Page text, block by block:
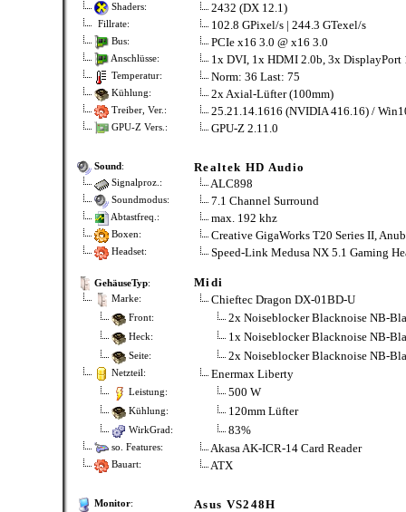
Shaders: 2432 (DX 12.1)
Fillrate: 102.8 GPixel/s | 244.3 GTexel/s
Bus: PCIe x16 3.0 @ x16 3.0
Anschlüsse: 1x DVI, 1x HDMI 2.0b, 3x DisplayPort
Temperatur: Norm: 36 Last: 75
Kühlung: 2x Axial-Lüfter (100mm)
Treiber, Ver.: 25.21.14.1616 (NVIDIA 416.16) /
GPU-Z Vers.: GPU-Z 2.11.0
Sound: Realtek HD Audio
Signalproz.: ALC898
Soundmodus: 7.1 Channel Surround
Abtastfreq.: max. 192 khz
Boxen: Creative GigaWorks T20 Series II,
Headset: Speed-Link Medusa NX 5.1 Gaming
GehäuseTyp: Midi
Marke: Chieftec Dragon DX-01BD-U
Front: 2x Noiseblocker Blacknoise NB-
Heck: 1x Noiseblocker Blacknoise NB-
Seite: 2x Noiseblocker Blacknoise NB-
Netzteil: Enermax Liberty
Leistung: 500 W
Kühlung: 120mm Lüfter
WirkGrad: 83%
so. Features: Akasa AK-ICR-14 Card Reader
Bauart: ATX
Monitor: Asus VS248H